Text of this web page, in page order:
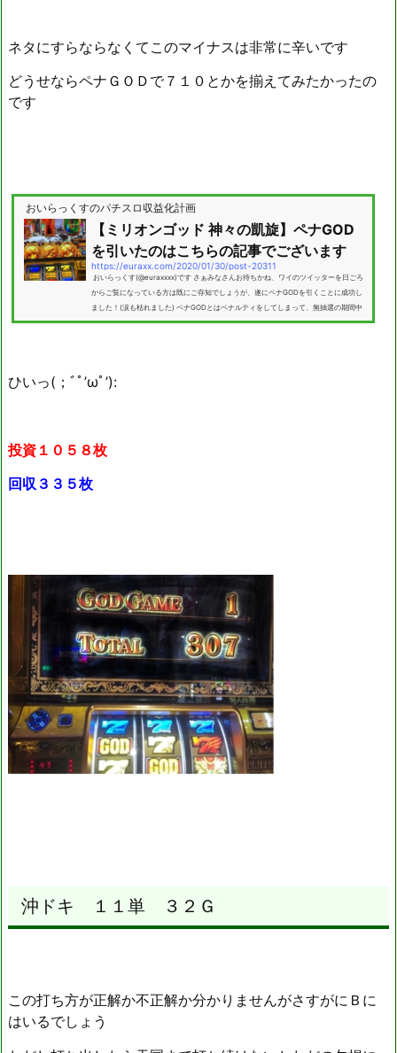
ネタにすらならなくてこのマイナスは非常に辛いです
どうせならペナＧＯＤで７１０とかを揃えてみたかったの
です
おいらっくすのパチスロ収益化計画
【ミリオンゴッド 神々の凱旋】ペナGOD
を引いたのはこちらの記事でございます
https://euraxx.com/2020/01/30/post-20311
おいらっくす(@euraxxxx)です さぁみなさんお待ちかね、ワイのツイッターを日ごろ
からご覧になっている方は既にご存知でしょうが、遂にペナGODを引くことに成功し
ました！(涙も枯れました) ペナGODとはペナルティをしてしまって、無抽選の期間中
にGOD揃いを引くというとてつもないプレミアフラグです(・ω・)ワイも初めて経験し
ひいっ(；ﾞﾟ’ωﾟ’):
投資１０５８枚
回収３３５枚
沖ドキ １１単 ３２Ｇ
この打ち方が正解か不正解か分かりませんがさすがにＢに
はいるでしょう